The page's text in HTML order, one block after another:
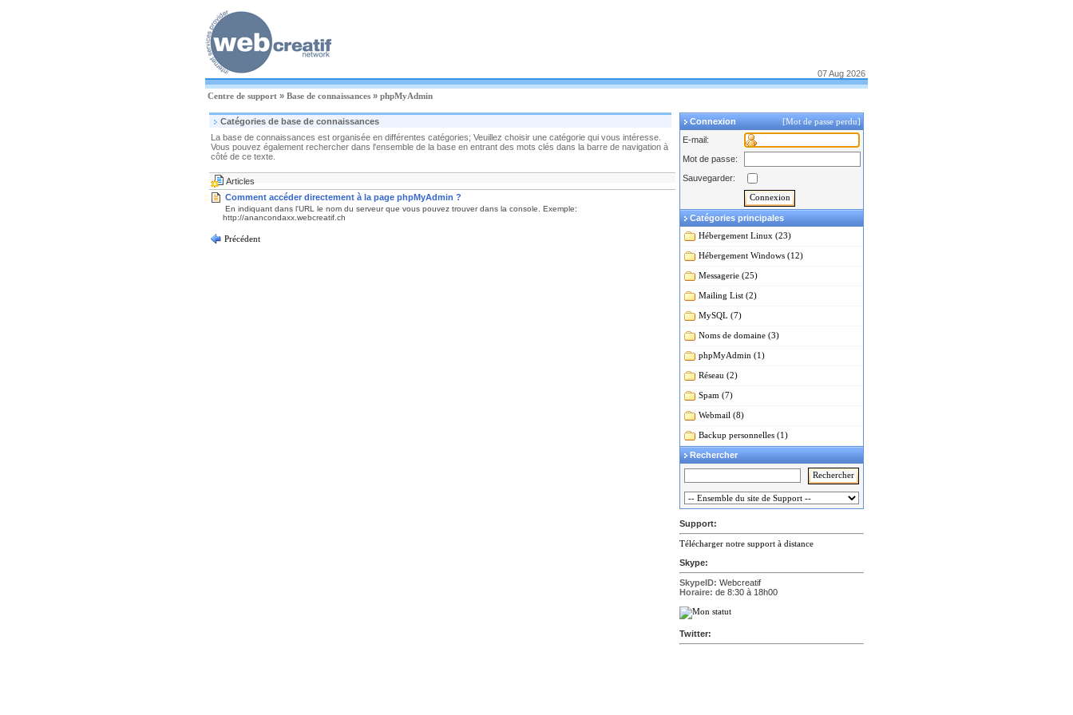
07 Aug 2026
Centre de support » Base de connaissances » phpMyAdmin
Catégories de base de connaissances
La base de connaissances est organisée en différentes catégories; Veuillez choisir une catégorie qui vous intéresse.
Vous pouvez également rechercher dans l'ensemble de la base en entrant des mots clés dans la barre de navigation à
côté de ce texte.
Articles
Comment accéder directement à la page phpMyAdmin ?
En indiquant dans l'URL le nom du serveur que vous pouvez trouver dans la console. Exemple:
http://anancondaxx.webcreatif.ch
Précédent
Connexion
[Mot de passe perdu]
E-mail:
Mot de passe:
Sauvegarder:
Catégories principales
Hébergement Linux (23)
Hébergement Windows (12)
Messagerie (25)
Mailing List (2)
MySQL (7)
Noms de domaine (3)
phpMyAdmin (1)
Réseau (2)
Spam (7)
Webmail (8)
Backup personnelles (1)
Rechercher
Support:
Télécharger notre support à distance
Skype:
SkypeID: Webcreatif
Horaire: de 8:30 à 18h00
Twitter: